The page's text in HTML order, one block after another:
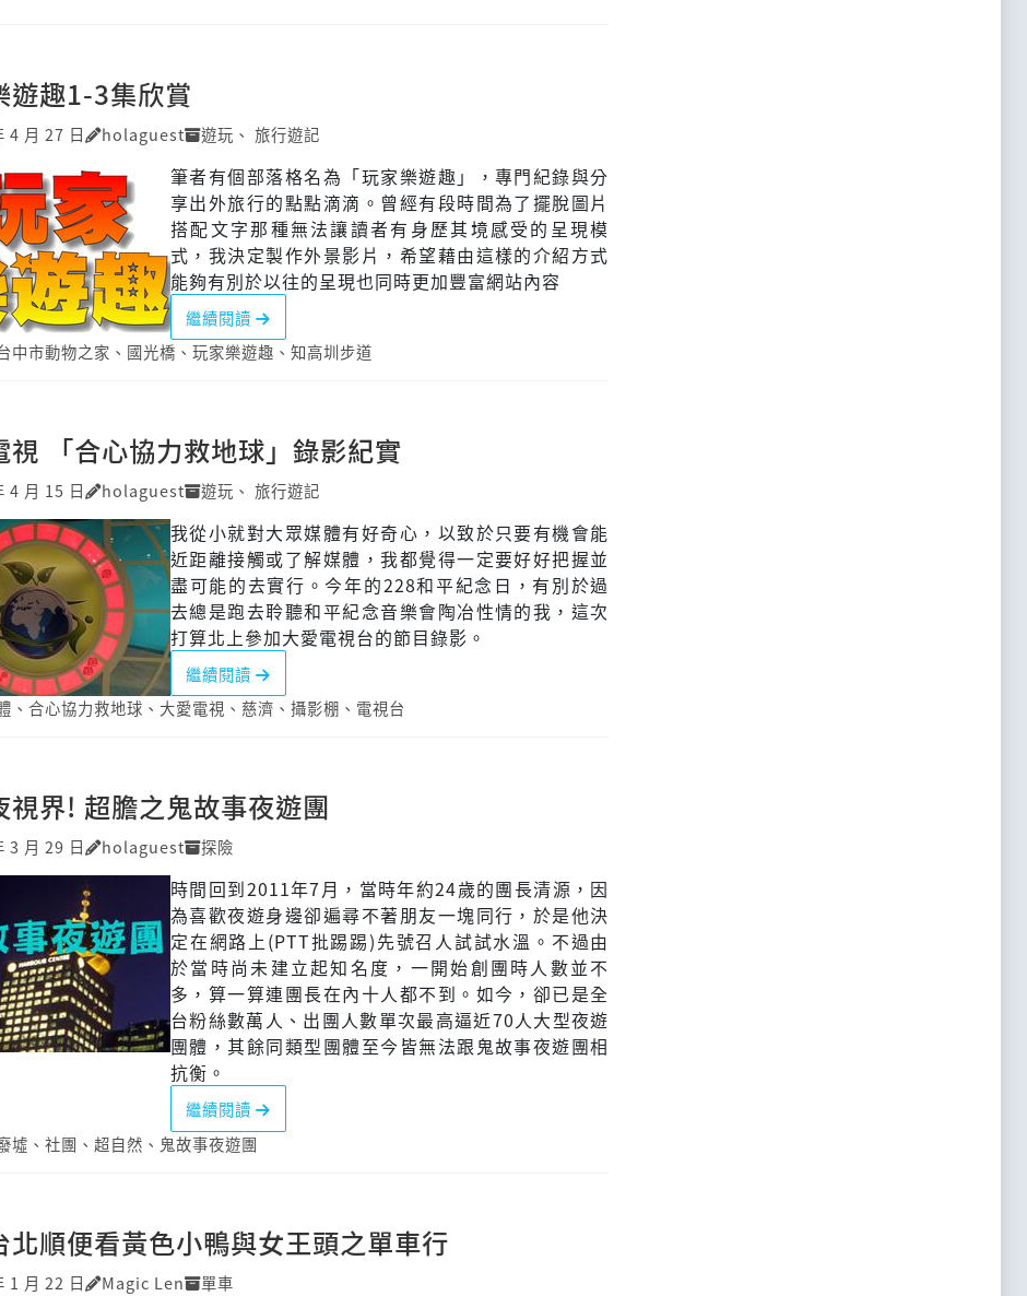
遊趣1-3集欣賞
4 月 27 日 holaguest 遊玩 、 旅行遊記
筆者有個部落格名為「玩家樂遊趣」，專門紀錄與分
享出外旅行的點點滴滴。曾經有段時間為了擺脫圖片
搭配文字那種無法讓讀者有身歷其境感受的呈現模
式，我決定製作外景影片，希望藉由這樣的介紹方式
能夠有別於以往的呈現也同時更加豐富網站內容
繼續閱讀
中市動物之家 、 國光橋 、 玩家樂遊趣 、 知高圳步道
視 「合心協力救地球」錄影紀實
4 月 15 日 holaguest 遊玩 、 旅行遊記
我從小就對大眾媒體有好奇心，以致於只要有機會能
近距離接觸或了解媒體，我都覺得一定要好好把握並
盡可能的去實行。今年的228和平紀念日，有別於過
去總是跑去聆聽和平紀念音樂會陶冶性情的我，這次
打算北上參加大愛電視台的節目錄影。
繼續閱讀
、 合心協力救地球 、 大愛電視 、 慈濟 、 攝影棚 、 電視台
視界! 超膽之鬼故事夜遊團
3 月 29 日 holaguest 探險
時間回到2011年7月，當時年約24歲的團長清源，因
為喜歡夜遊身邊卻遍尋不著朋友一塊同行，於是他決
定在網路上(PTT批踢踢)先號召人試試水溫。不過由
於當時尚未建立起知名度，一開始創團時人數並不
多，算一算連團長在內十人都不到。如今，卻已是全
台粉絲數萬人、出團人數單次最高逼近70人大型夜遊
團體，其餘同類型團體至今皆無法跟鬼故事夜遊團相
抗衡。
繼續閱讀
墟 、 社團 、 超自然 、 鬼故事夜遊團
北順便看黃色小鴨與女王頭之單車行
1 月 22 日 Magic Len 單車